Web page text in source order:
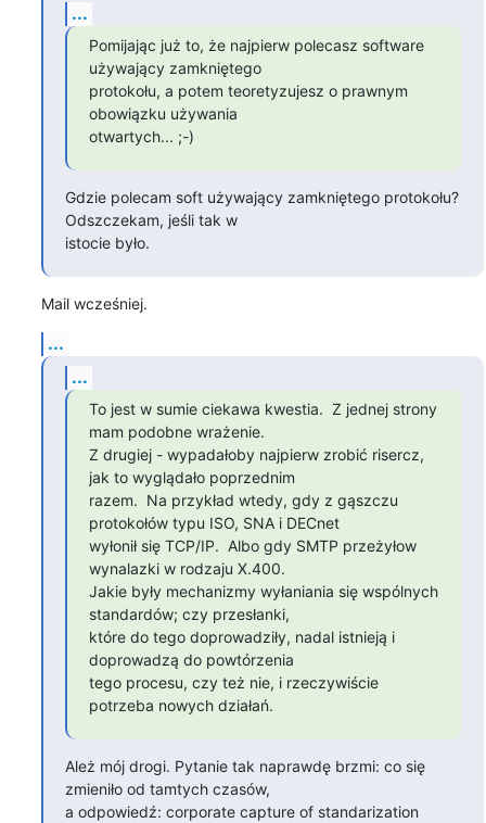
...
Pomijając już to, że najpierw polecasz software
używający zamkniętego
protokołu, a potem teoretyzujesz o prawnym
obowiązku używania
otwartych... ;-)
Gdzie polecam soft używający zamkniętego protokołu?
Odszczekam, jeśli tak w
istocie było.
Mail wcześniej.
...
...
To jest w sumie ciekawa kwestia.  Z jednej strony
mam podobne wrażenie.
Z drugiej - wypadałoby najpierw zrobić risercz,
jak to wyglądało poprzednim
razem.  Na przykład wtedy, gdy z gąszczu
protokołów typu ISO, SNA i DECnet
wyłonił się TCP/IP.  Albo gdy SMTP przeżyłow
wynalazki w rodzaju X.400.
Jakie były mechanizmy wyłaniania się wspólnych
standardów; czy przesłanki,
które do tego doprowadziły, nadal istnieją i
doprowadzą do powtórzenia
tego procesu, czy też nie, i rzeczywiście
potrzeba nowych działań.
Ależ mój drogi. Pytanie tak naprawdę brzmi: co się
zmieniło od tamtych czasów,
a odpowiedź: corporate capture of standarization